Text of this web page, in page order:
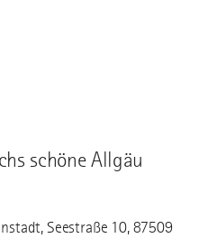
schöne Allgäu
Seestraße 10, 87509